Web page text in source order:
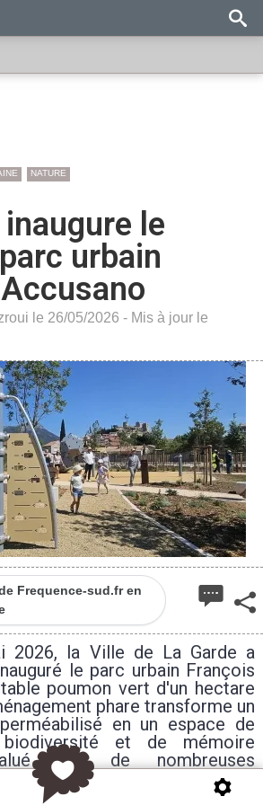
NATURE
inaugure le
urbain
le 26/05/2026 - Mis à jour le
Frequence-sud.fr en
2026, la Ville de La Garde a
le parc urbain François
poumon vert d'un hectare
phare transforme un
en un espace de
et de mémoire
par de nombreuses